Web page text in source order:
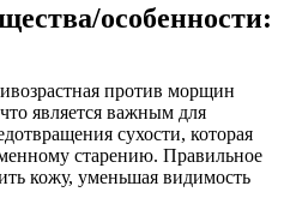
особенности:
против морщин
является важным для
сухости, которая
старению. Правильное
кожу, уменьшая видимость